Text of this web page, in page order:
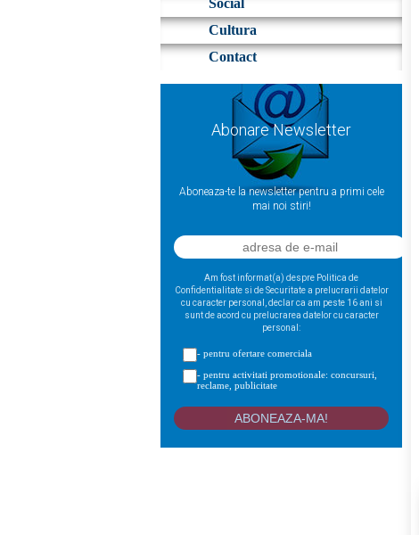
Social
Cultura
Contact
Abonare Newsletter
Aboneaza-te la newsletter pentru a primi cele
mai noi stiri!
Am fost informat(a) despre Politica de
Confidentialitate si de Securitate a prelucrarii datelor
cu caracter personal, declar ca am peste 16 ani si
sunt de acord cu prelucrarea datelor cu caracter
personal:
- pentru ofertare comerciala
- pentru activitati promotionale: concursuri,
reclame, publicitate